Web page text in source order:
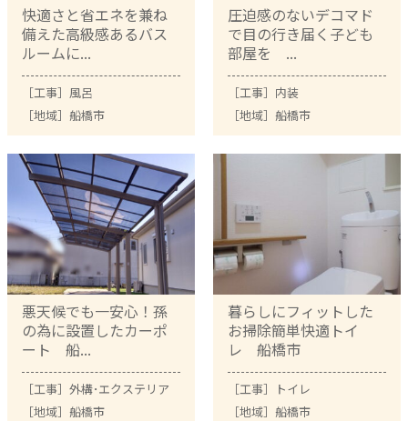
快適さと省エネを兼ね
備えた高級感あるバス
ルームに...
［工事］ 風呂
［地域］ 船橋市
圧迫感のないデコマド
で目の行き届く子ども
部屋を ...
［工事］ 内装
［地域］ 船橋市
悪天候でも一安心！孫
の為に設置したカーポ
ート 船...
［工事］ 外構･エクステリア
［地域］ 船橋市
暮らしにフィットした
お掃除簡単快適トイ
レ 船橋市
［工事］
トイレ
［地域］ 船橋市